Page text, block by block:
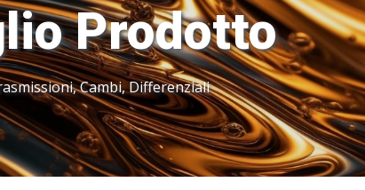
Prodotto
Cambi, Differenziali